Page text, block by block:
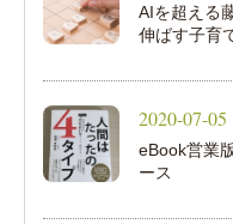
AIを超える
伸ばす子育
2020-07-05
eBook営業
ース